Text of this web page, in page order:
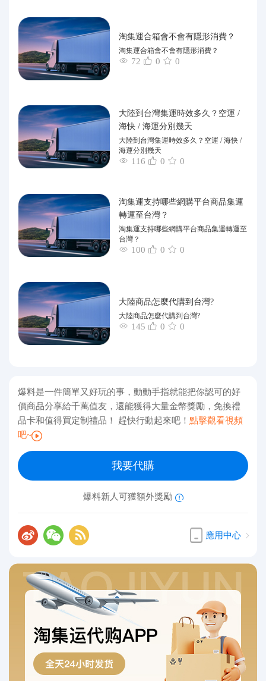
淘集運合箱會不會有隱形消費？
淘集運合箱會不會有隱形消費？
72 0 0
大陸到台灣集運時效多久？空運 /
海快 / 海運分別幾天
大陸到台灣集運時效多久？空運 / 海快 /
海運分別幾天
116 0 0
淘集運支持哪些網購平台商品集運
轉運至台灣？
淘集運支持哪些網購平台商品集運轉運至
台灣？
100 0 0
大陸商品怎麼代購到台灣?
大陸商品怎麼代購到台灣?
145 0 0
爆料是一件簡單又好玩的事，動動手指就能把你認可的好
價商品分享給千萬值友，還能獲得大量金幣獎勵，免換禮
品卡和值得買定制禮品！ 趕快行動起來吧！ 點擊觀看視頻
吧~
我要代購
爆料新人可獲額外獎勵
應用中心